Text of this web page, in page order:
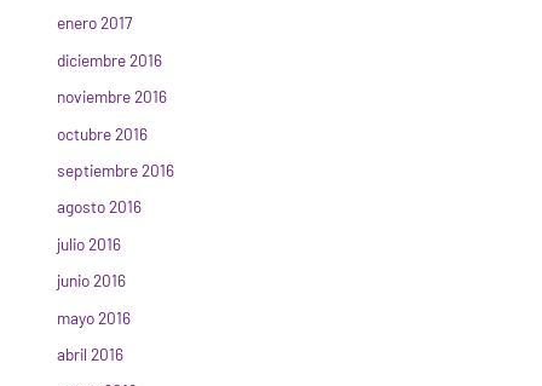
enero 2017
diciembre 2016
noviembre 2016
octubre 2016
septiembre 2016
agosto 2016
julio 2016
junio 2016
mayo 2016
abril 2016